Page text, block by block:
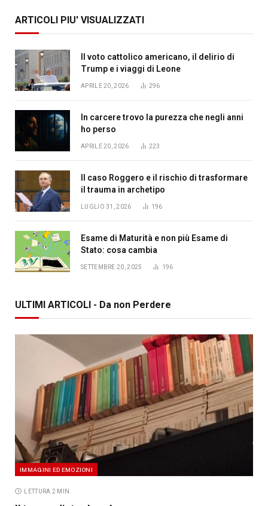
ARTICOLI PIU' VISUALIZZATI
Il voto cattolico americano, il delirio di
Trump e i viaggi di Leone
APRILE 20, 2026 296
In carcere trovo la purezza che negli anni
ho perso
APRILE 20, 2026 223
Il caso Roggero e il rischio di trasformare
il trauma in archetipo
LUGLIO 31, 2026 196
Esame di Maturità e non più Esame di
Stato: cosa cambia
SETTEMBRE 20, 2025 196
ULTIMI ARTICOLI - Da non Perdere
IMMAGINI ED EMOZIONI
LETTURA 2 MIN.